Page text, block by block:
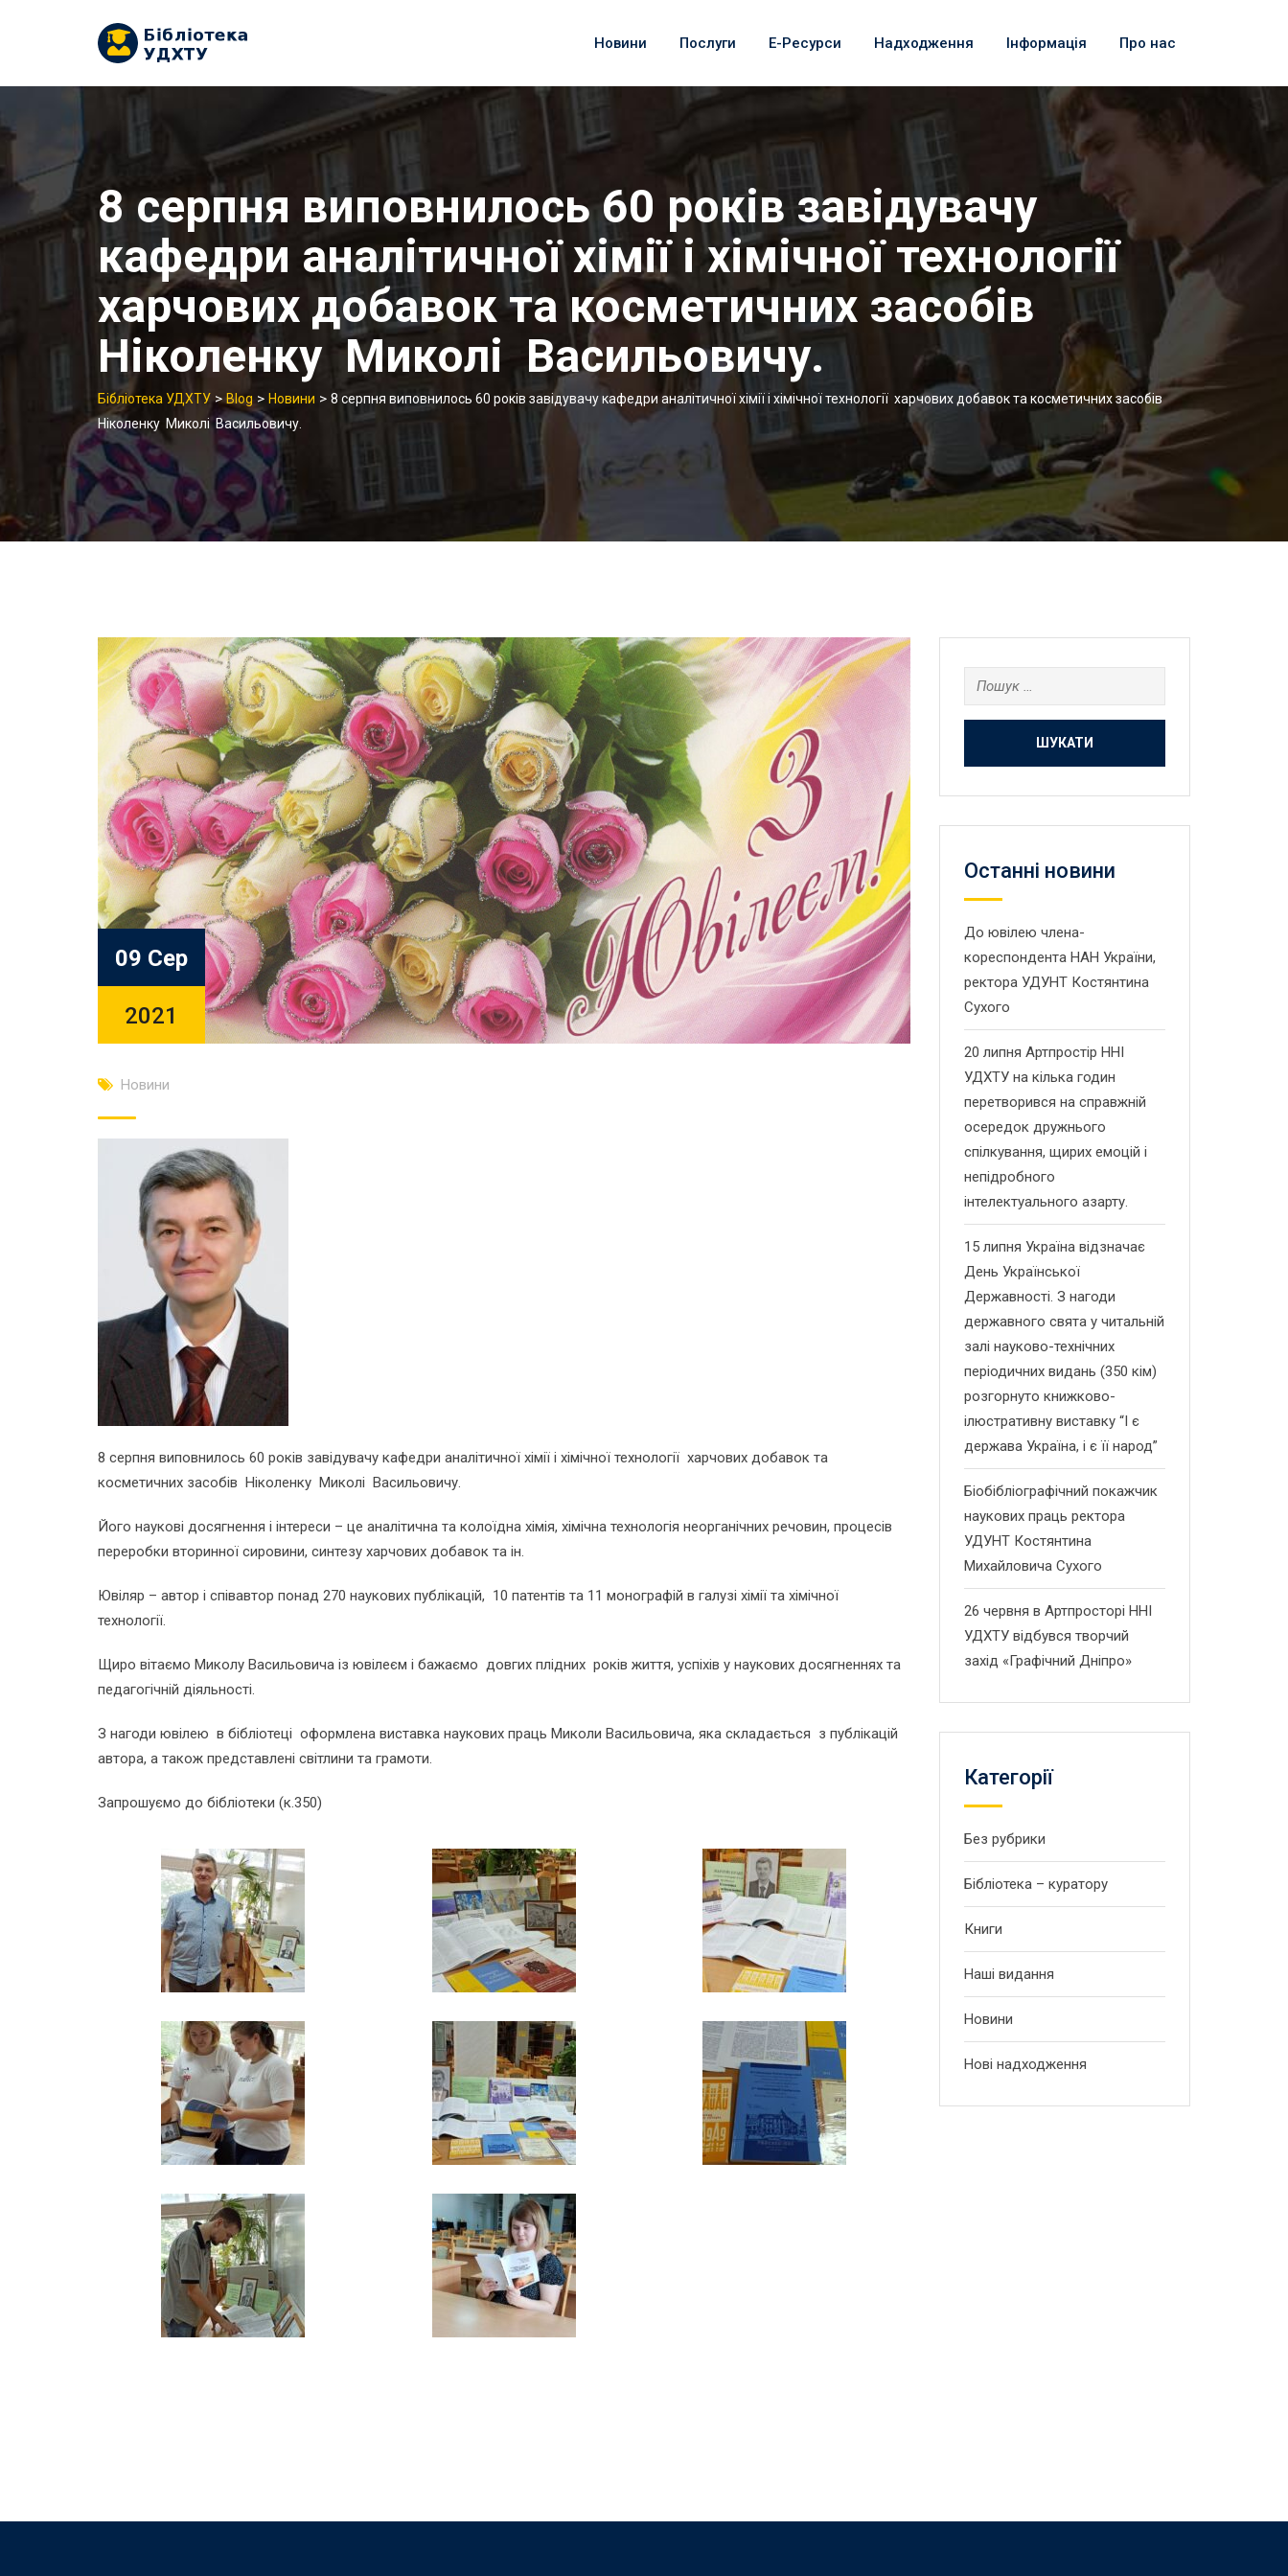
Новини Послуги Е-Ресурси Надходження Інформація Про нас
8 серпня виповнилось 60 років завідувачу
кафедри аналітичної хімії і хімічної технології
харчових добавок та косметичних засобів
Ніколенку Миколі Васильовичу.
Бібліотека УДХТУ> Blog > Новини > 8 серпня виповнилось 60 років завідувачу кафедри аналітичної хімії і хімічної технології харчових добавок та косметичних засобів
Ніколенку Миколі Васильовичу.
09 Сер
2021
Новини
8 серпня виповнилось 60 років завідувачу кафедри аналітичної хімії і хімічної технології харчових добавок та
косметичних засобів Ніколенку Миколі Васильовичу.
Його наукові досягнення і інтереси – це аналітична та колоїдна хімія, хімічна технологія неорганічних речовин, процесів
переробки вторинної сировини, синтезу харчових добавок та ін.
Ювіляр – автор і співавтор понад 270 наукових публікацій, 10 патентів та 11 монографій в галузі хімії та хімічної
технології.
Щиро вітаємо Миколу Васильовича із ювілеєм і бажаємо довгих плідних років життя, успіхів у наукових досягненнях та
педагогічній діяльності.
З нагоди ювілею в бібліотеці оформлена виставка наукових праць Миколи Васильовича, яка складається з публікацій
автора, а також представлені світлини та грамоти.
Запрошуємо до бібліотеки (к.350)
Пошук:
Останнi новини
До ювілею члена-
кореспондента НАН України,
ректора УДУНТ Костянтина
Сухого
20 липня Артпростір ННІ
УДХТУ на кілька годин
перетворився на справжній
осередок дружнього
спілкування, щирих емоцій і
непідробного
інтелектуального азарту.
15 липня Україна відзначає
День Української
Державності. З нагоди
державного свята у читальній
залі науково-технічних
періодичних видань (350 кім)
розгорнуто книжково-
ілюстративну виставку “І є
держава Україна, і є її народ”
Біобібліографічний покажчик
наукових праць ректора
УДУНТ Костянтина
Михайловича Сухого
26 червня в Артпросторі ННІ
УДХТУ відбувся творчий
захід «Графічний Дніпро»
Категорії
Без рубрики
Бібліотека – куратору
Книги
Наші видання
Новини
Нові надходження